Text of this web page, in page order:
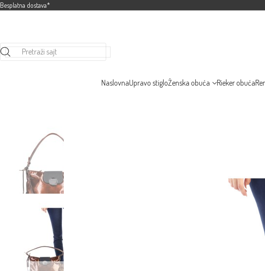
Besplatna dostava*
Pretraži sajt
NaslovnaUpravo stigloŽenska obuća Rieker obuća